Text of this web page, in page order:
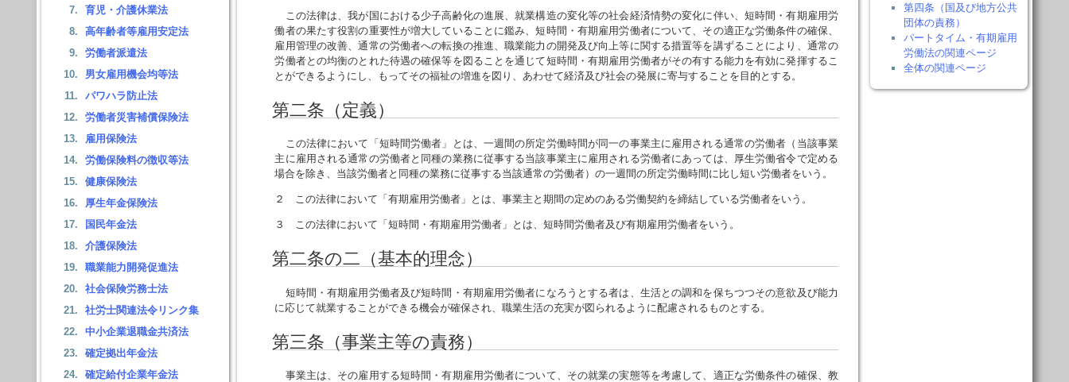
育児・介護休業法
高年齢者等雇用安定法
労働者派遣法
男女雇用機会均等法
パワハラ防止法
労働者災害補償保険法
雇用保険法
労働保険料の徴収等法
健康保険法
厚生年金保険法
国民年金法
介護保険法
職業能力開発促進法
社会保険労務士法
社労士関連法令リンク集
中小企業退職金共済法
確定拠出年金法
確定給付企業年金法
この法律は、我が国における少子高齢化の進展、就業構造の変化等の社会経済情勢の変化に伴い、短時間・有期雇用労
働者の果たす役割の重要性が増大していることに鑑み、短時間・有期雇用労働者について、その適正な労働条件の確保、
雇用管理の改善、通常の労働者への転換の推進、職業能力の開発及び向上等に関する措置等を講ずることにより、通常の
労働者との均衡のとれた待遇の確保等を図ることを通じて短時間・有期雇用労働者がその有する能力を有効に発揮するこ
とができるようにし、もってその福祉の増進を図り、あわせて経済及び社会の発展に寄与することを目的とする。
第二条（定義）
この法律において「短時間労働者」とは、一週間の所定労働時間が同一の事業主に雇用される通常の労働者（当該事業
主に雇用される通常の労働者と同種の業務に従事する当該事業主に雇用される労働者にあっては、厚生労働省令で定める
場合を除き、当該労働者と同種の業務に従事する当該通常の労働者）の一週間の所定労働時間に比し短い労働者をいう。
２ この法律において「有期雇用労働者」とは、事業主と期間の定めのある労働契約を締結している労働者をいう。
３ この法律において「短時間・有期雇用労働者」とは、短時間労働者及び有期雇用労働者をいう。
第二条の二（基本的理念）
短時間・有期雇用労働者及び短時間・有期雇用労働者になろうとする者は、生活との調和を保ちつつその意欲及び能力
に応じて就業することができる機会が確保され、職業生活の充実が図られるように配慮されるものとする。
第三条（事業主等の責務）
事業主は、その雇用する短時間・有期雇用労働者について、その就業の実態等を考慮して、適正な労働条件の確保、教
第四条（国及び地方公共
団体の責務）
パートタイム・有期雇用
労働法の関連ページ
全体の関連ページ